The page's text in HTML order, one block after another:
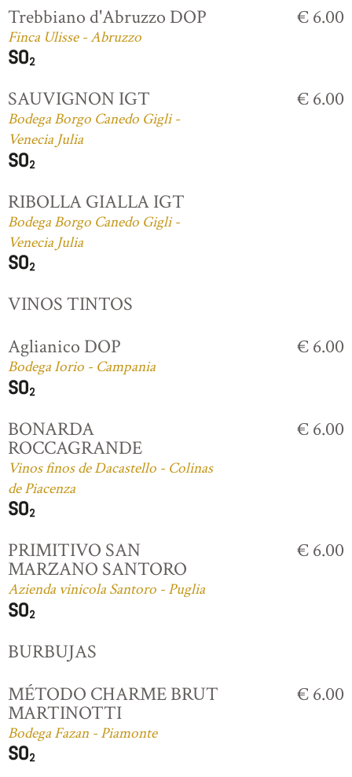
Trebbiano d'Abruzzo DOP
Finca Ulisse - Abruzzo
€ 6.00
SAUVIGNON IGT
Bodega Borgo Canedo Gigli -
Venecia Julia
€ 6.00
RIBOLLA GIALLA IGT
Bodega Borgo Canedo Gigli -
Venecia Julia
VINOS TINTOS
Aglianico DOP
Bodega Iorio - Campania
€ 6.00
BONARDA
ROCCAGRANDE
Vinos finos de Dacastello - Colinas
de Piacenza
€ 6.00
PRIMITIVO SAN
MARZANO SANTORO
Azienda vinicola Santoro - Puglia
€ 6.00
BURBUJAS
MÉTODO CHARME BRUT
MARTINOTTI
Bodega Fazan - Piamonte
€ 6.00